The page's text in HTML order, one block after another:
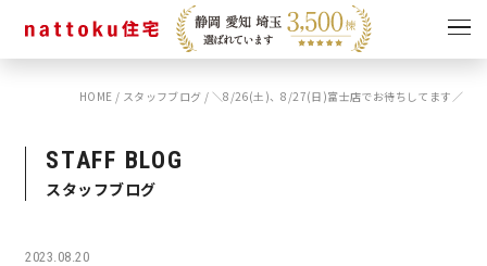
イベント
キャンペーン
ショールーム
HOME / スタッフブログ / ＼8/26(土)、8/27(日)富士店でお待ちしてます／
STAFF BLOG
スタッフブログ
2023.08.20